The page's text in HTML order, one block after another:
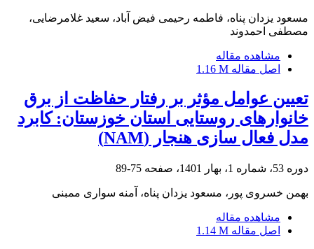
مسعود یزدان پناه، فاطمه رحیمی فیض آباد، سعید غلامرضایی،
مصطفی احمدوند
مشاهده مقاله
اصل مقاله 1.16 M
تعیین عوامل مؤثر بر رفتار حفاظت از برق
خانوارهای روستایی استان خوزستان: کابرد
مدل فعال سازی هنجار (NAM)
دوره 53، شماره 1، بهار 1401، صفحه 75-89
بهمن خسروی پور، مسعود یزدان پناه، آمنه سواری ممبنی
مشاهده مقاله
اصل مقاله 1.14 M